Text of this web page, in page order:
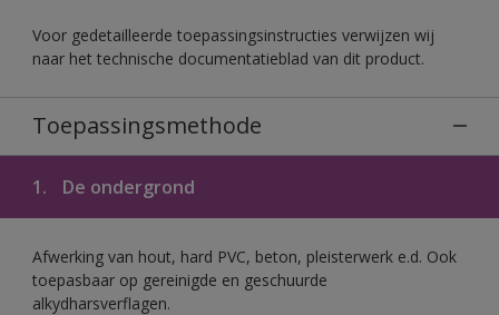
Voor gedetailleerde toepassingsinstructies verwijzen wij
naar het technische documentatieblad van dit product.
Toepassingsmethode
1. De ondergrond
Afwerking van hout, hard PVC, beton, pleisterwerk e.d. Ook
toepasbaar op gereinigde en geschuurde
alkydharsverflagen.